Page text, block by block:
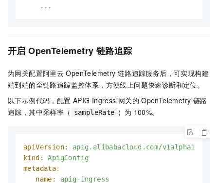
...
开启 OpenTelemetry 链路追踪
为网关配置阿里云 OpenTelemetry 链路追踪服务后，可实现构建
端到端的全链路追踪监控体系，方便线上问题快速诊断和定位。
以下示例代码，配置 APIG Ingress 网关的 OpenTelemetry 链路
追踪，其中采样率（
sampleRate ）为 100%。
apiVersion:
apig.alibabacloud.com/v1alpha1
kind:
ApigConfig
metadata:
name:
apig-ingress